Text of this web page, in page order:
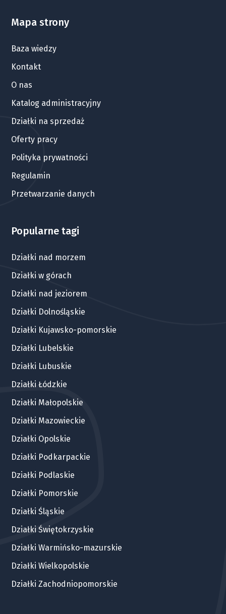
Mapa strony
Baza wiedzy
Kontakt
O nas
Katalog administracyjny
Działki na sprzedaż
Oferty pracy
Polityka prywatności
Regulamin
Przetwarzanie danych
Popularne tagi
Działki nad morzem
Działki w górach
Działki nad jeziorem
Działki Dolnośląskie
Działki Kujawsko-pomorskie
Działki Lubelskie
Działki Lubuskie
Działki Łódzkie
Działki Małopolskie
Działki Mazowieckie
Działki Opolskie
Działki Podkarpackie
Działki Podlaskie
Działki Pomorskie
Działki Śląskie
Działki Świętokrzyskie
Działki Warmińsko-mazurskie
Działki Wielkopolskie
Działki Zachodniopomorskie